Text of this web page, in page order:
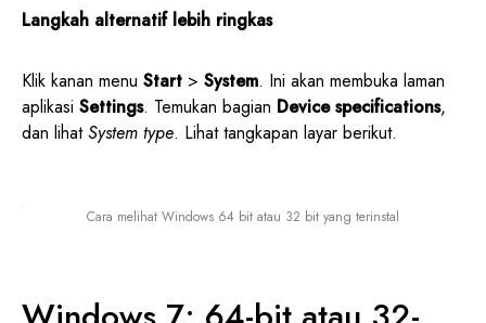
Langkah alternatif lebih ringkas
Klik kanan menu Start > System. Ini akan membuka laman
aplikasi Settings. Temukan bagian Device specifications,
dan lihatSystem type. Lihat tangkapan layar berikut.
Cara melihat Windows 64 bit atau 32 bit yang terinstal